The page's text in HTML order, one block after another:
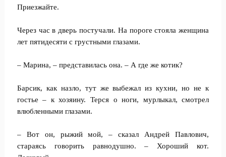
Приезжайте.
Через час в дверь постучали. На пороге стояла женщина
лет пятидесяти с грустными глазами.
– Марина, – представилась она. – А где же котик?
Барсик, как назло, тут же выбежал из кухни, но не к
гостье – к хозяину. Терся о ноги, мурлыкал, смотрел
влюбленными глазами.
– Вот он, рыжий мой, – сказал Андрей Павлович,
стараясь говорить равнодушно. – Хороший кот.